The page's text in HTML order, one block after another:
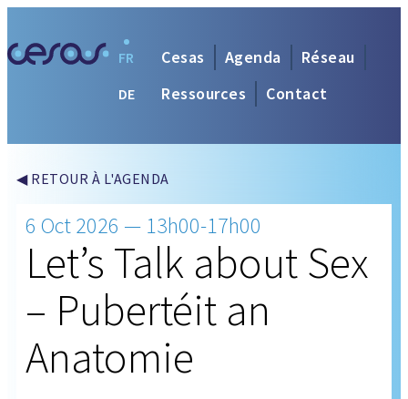
Cesas Agenda
Réseau
Ressources
Contact
FR
DE
◀ RETOUR À L'AGENDA
6 Oct 2026 — 13h00-17h00
Let’s Talk about Sex
– Pubertéit an
Anatomie